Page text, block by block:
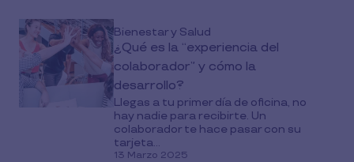
Bienestar y Salud
¿Qué es la “experiencia del
colaborador” y cómo la
desarrollo?
Llegas a tu primer día de oficina, no
hay nadie para recibirte. Un
colaborador te hace pasar con su
tarjeta...
13 Marzo 2025